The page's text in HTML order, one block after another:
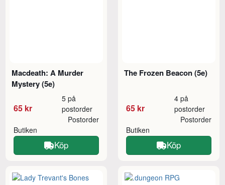
Macdeath: A Murder
Mystery (5e)
65 kr
5 på
postorder
Butiken
Postorder
Köp
The Frozen Beacon (5e)
65 kr
4 på
postorder
Butiken
Postorder
Köp